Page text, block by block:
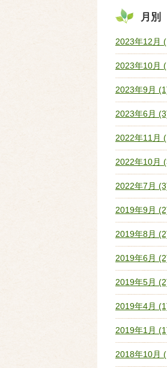
月別
2023年12月
2023年10月
2023年9月
2023年6月
2022年11月
2022年10月
2022年7月
2019年9月
2019年8月
2019年6月
2019年5月
2019年4月
2019年1月
2018年10月